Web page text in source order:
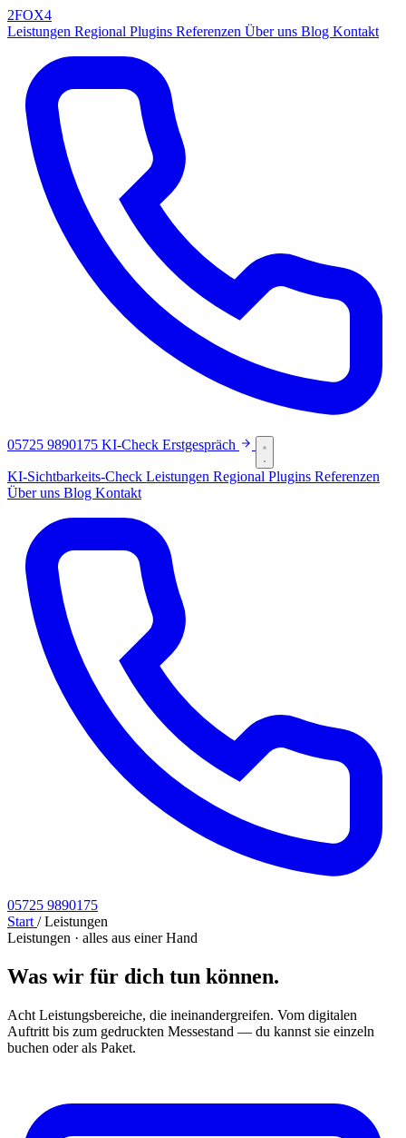
2FOX4
Leistungen Regional Plugins Referenzen Über uns Blog Kontakt
05725 9890175 KI-Check Erstgespräch
KI-Sichtbarkeits-Check Leistungen Regional Plugins Referenzen
Über uns Blog Kontakt
05725 9890175
Start / Leistungen
Leistungen · alles aus einer Hand
Was wir für dich tun können.
Acht Leistungsbereiche, die ineinandergreifen. Vom digitalen
Auftritt bis zum gedruckten Messestand — du kannst sie einzeln
buchen oder als Paket.